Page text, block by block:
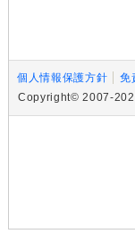
個人情報保護方針 免
Copyright© 2007-